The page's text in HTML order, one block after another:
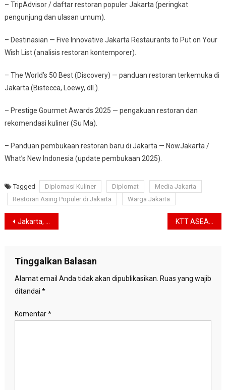
– TripAdvisor / daftar restoran populer Jakarta (peringkat
pengunjung dan ulasan umum).
– Destinasian — Five Innovative Jakarta Restaurants to Put on Your
Wish List (analisis restoran kontemporer).
– The World’s 50 Best (Discovery) — panduan restoran terkemuka di
Jakarta (Bistecca, Loewy, dll.).
– Prestige Gourmet Awards 2025 — pengakuan restoran dan
rekomendasi kuliner (Su Ma).
– Panduan pembukaan restoran baru di Jakarta — NowJakarta /
What’s New Indonesia (update pembukaan 2025).
Tagged Diplomasi Kuliner Diplomat
Media Jakarta
Restoran Asing Populer di Jakarta
Warga Jakarta
Navigasi
Jakarta, Jantung Diplomatik Asia Tenggara KTT ASEAN, Prabowo Dorong ASEAN Solid Hadapi Ketegangan Global
Tinggalkan Balasan
Alamat email Anda tidak akan dipublikasikan. Ruas yang wajib
ditandai *
Komentar*